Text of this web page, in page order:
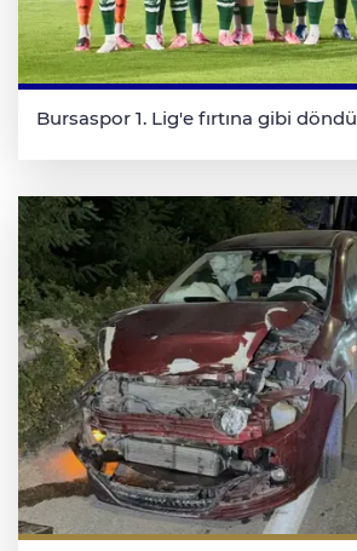
Bursaspor 1. Lig'e fırtına gibi döndü